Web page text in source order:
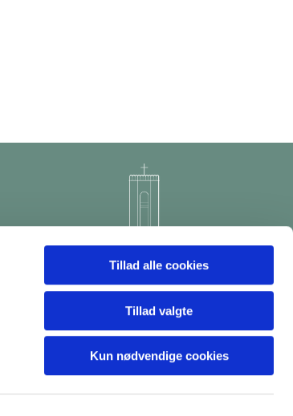
Tillad alle cookies
Tillad valgte
Kun nødvendige cookies